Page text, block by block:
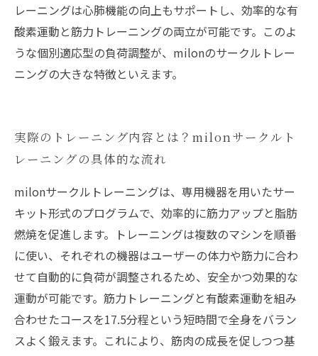
レーニングは心肺機能の向上もサポートし、効率的な有
酸素運動と筋力トレーニングの両立が可能です。このよ
うな個別適応型の負荷調整が、milonのサークルトレー
ニングの大きな特徴といえます。
実際のトレーニング内容とは？milonサークルト
レーニングの具体的な流れ
milonサークルトレーニングは、専用機器を用いたサー
キット形式のプログラムで、効率的に筋力アップと脂肪
燃焼を促進します。トレーニングは複数のマシンを順番
に使い、それぞれの機器はユーザーの体力や筋力に合わ
せて自動的に負荷が調整されるため、安全かつ効果的な
運動が可能です。筋力トレーニングと有酸素運動を組み
合わせたコースを17.5分程という短時間で全身をバラン
スよく鍛えます。これにより、筋肉の成長を促しつつ基